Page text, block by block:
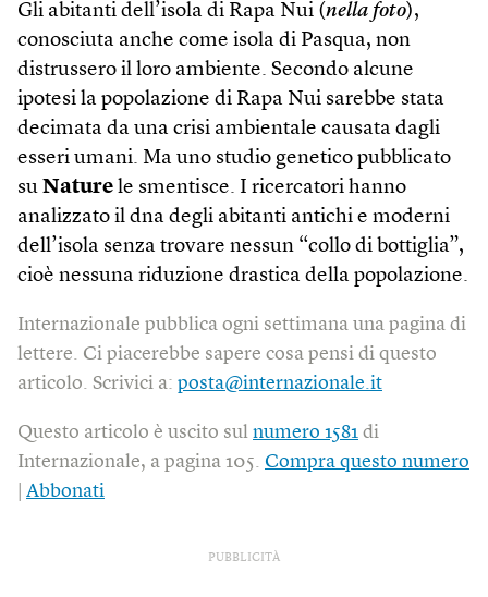
Gli abitanti dell’isola di Rapa Nui (nella foto),
conosciuta anche come isola di Pasqua, non
distrussero il loro ambiente. Secondo alcune
ipotesi la popolazione di Rapa Nui sarebbe stata
decimata da una crisi ambientale causata dagli
esseri umani. Ma uno studio genetico pubblicato
su Nature le smentisce. I ricercatori hanno
analizzato il dna degli abitanti antichi e moderni
dell’isola senza trovare nessun “collo di bottiglia”,
cioè nessuna riduzione drastica della popolazione.
Internazionale pubblica ogni settimana una pagina di
lettere. Ci piacerebbe sapere cosa pensi di questo
articolo. Scrivici a: posta@internazionale.it
Questo articolo è uscito sul numero 1581 di
Internazionale, a pagina 105. Compra questo numero
Abbonati
PUBBLICITÀ